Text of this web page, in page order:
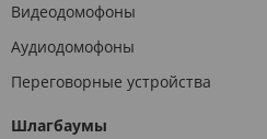
Видеодомофоны
Аудиодомофоны
Переговорные устройства
Шлагбаумы